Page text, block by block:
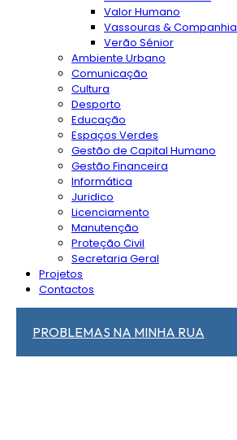
Valor Humano
Vassouras & Companhia
Verão Sénior
Ambiente Urbano
Comunicação
Cultura
Desporto
Educação
Espaços Verdes
Gestão de Capital Humano
Gestão Financeira
Informática
Juridico
Licenciamento
Manutenção
Proteção Civil
Secretaria Geral
Projetos
Contactos
PROBLEMAS NA MINHA RUA